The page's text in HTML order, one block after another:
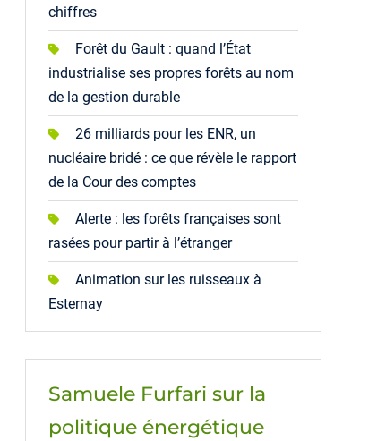
chiffres
Forêt du Gault : quand l’État
industrialise ses propres forêts au nom
de la gestion durable
26 milliards pour les ENR, un
nucléaire bridé : ce que révèle le rapport
de la Cour des comptes
Alerte : les forêts françaises sont
rasées pour partir à l’étranger
Animation sur les ruisseaux à
Esternay
Samuele Furfari sur la
politique énergétique